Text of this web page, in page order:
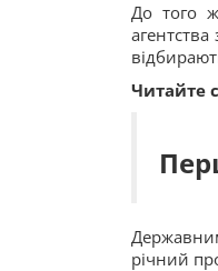
До того
Читайте
річний